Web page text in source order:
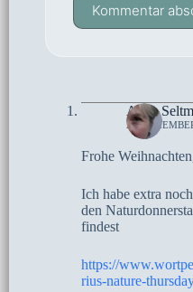
Kommentar
Anne
25.
Frohe
Ich habe extra
den
findest
https://
rius-nature-